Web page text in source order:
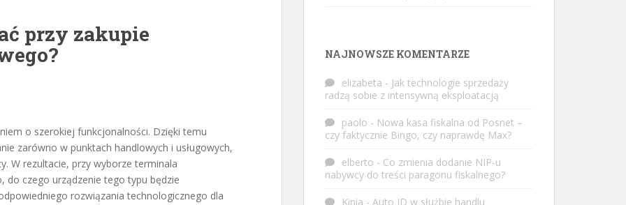
przy zakupie
o szerokiej funkcjonalności. Dzięki temu
zarówno w punktach handlowych i usługowych,
W rezultacie, przy wyborze terminala
do czego urządzenie tego typu będzie
rozwiązania technologicznego dla
NAJNOWSZE KOMENTARZE
elizabeta - Jak technologie sprzedaży
radzą sobie z intensywną eksploatacją
paolo - Nowa kasa fiskalna od Posnet –
czy faktycznie Bingo, czy naprawdę Max?
elberto - Co zmienia dodanie NIP-u
nabywcy do treści paragonu fiskalnego?
Kinia - Auto ID w służbie handlu